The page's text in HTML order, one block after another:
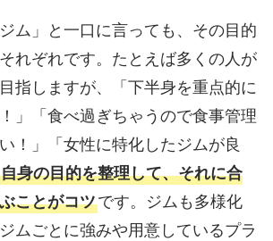
ム」と一口に言っても、その目的
れぞれです。たとえば多くの人が
指しますが、「下半身を重点的に
」「食べ過ぎちゃうので食事管理
！」「女性に特化したジムが良
自身の目的を整理して、それに合
ことがコツです。ジムも多様化
ムごとに強みや用意しているプラ